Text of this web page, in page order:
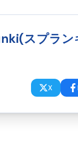
スプラン
X